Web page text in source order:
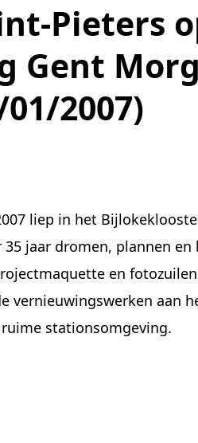
Pieters
Gent
2007)
liep in het
jaar dromen, plannen en
en
vernieuwingswerken aan
stationsomgeving.